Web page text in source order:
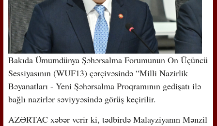
Bakıda Ümumdünya Şəhərsalma Forumunun On Üçüncü
Sessiyasının (WUF13) çərçivəsində “Milli Nazirlik
Bəyanatları - Yeni Şəhərsalma Proqramının gedişatı ilə
bağlı nazirlər səviyyəsində görüş keçirilir.
AZƏRTAC xəbər verir ki, tədbirdə Malayziyanın Mənzil